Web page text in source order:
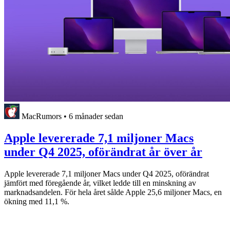
MacRumors • 6 månader sedan
Apple levererade 7,1 miljoner Macs
under Q4 2025, oförändrat år över år
Apple levererade 7,1 miljoner Macs under Q4 2025, oförändrat
jämfört med föregående år, vilket ledde till en minskning av
marknadsandelen. För hela året sålde Apple 25,6 miljoner Macs, en
ökning med 11,1 %.